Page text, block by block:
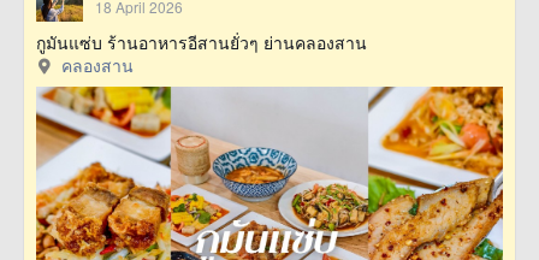
18 April 2026
กูมันแซ่บ ร้านอาหารอีสานยั่วๆ ย่านคลองสาน
คลองสาน